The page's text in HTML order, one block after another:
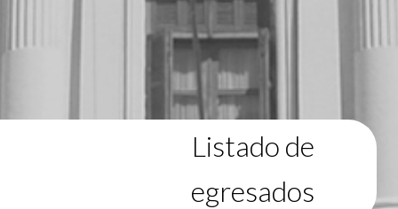
Listado de
egresados